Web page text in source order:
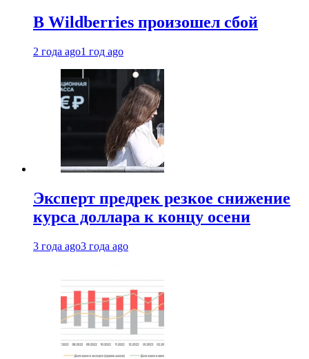
В Wildberries произошел сбой
2 года ago1 год ago
Эксперт предрек резкое снижение
курса доллара к концу осени
3 года ago3 года ago